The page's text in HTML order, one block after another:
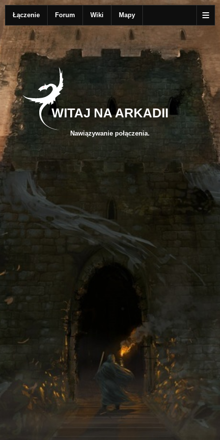
Łączenie Forum Wiki Mapy
WITAJ NA ARKADII
Nawiązywanie połączenia.